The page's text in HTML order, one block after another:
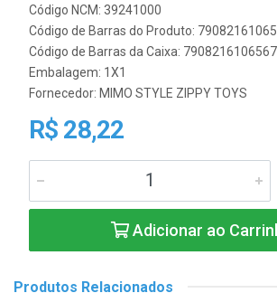
Código NCM: 39241000
Código de Barras do Produto:
Código de Barras da Caixa: 7908216106567
Embalagem: 1X1
Fornecedor: MIMO STYLE ZIPPY TOYS
R$ 28,22
Adicionar ao
Produtos Relacionados